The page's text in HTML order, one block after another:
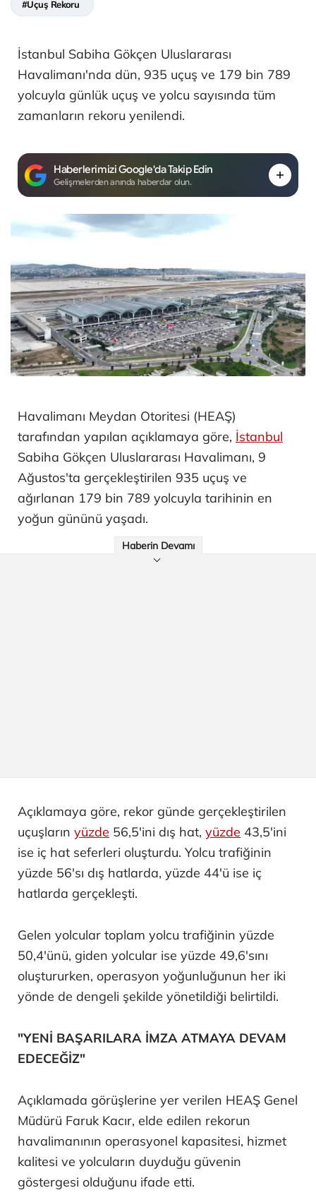
#Uçuş Rekoru
İstanbul Sabiha Gökçen Uluslararası
Havalimanı'nda dün, 935 uçuş ve 179 bin 789
yolcuyla günlük uçuş ve yolcu sayısında tüm
zamanların rekoru yenilendi.
Haberlerimizi Google'da Takip Edin
Gelişmelerden anında haberdar olun.
Havalimanı Meydan Otoritesi (HEAŞ)
tarafından yapılan açıklamaya göre, İstanbul
Sabiha Gökçen Uluslararası Havalimanı, 9
Ağustos'ta gerçekleştirilen 935 uçuş ve
ağırlanan 179 bin 789 yolcuyla tarihinin en
yoğun gününü yaşadı.
Haberin Devamı
Açıklamaya göre, rekor günde gerçekleştirilen
uçuşların yüzde 56,5'ini dış hat, yüzde 43,5'ini
ise iç hat seferleri oluşturdu. Yolcu trafiğinin
yüzde 56'sı dış hatlarda, yüzde 44'ü ise iç
hatlarda gerçekleşti.
Gelen yolcular toplam yolcu trafiğinin yüzde
50,4'ünü, giden yolcular ise yüzde 49,6'sını
oluştururken, operasyon yoğunluğunun her iki
yönde de dengeli şekilde yönetildiği belirtildi.
"YENİ BAŞARILARA İMZA ATMAYA DEVAM
EDECEĞİZ"
Açıklamada görüşlerine yer verilen HEAŞ Genel
Müdürü Faruk Kacır, elde edilen rekorun
havalimanının operasyonel kapasitesi, hizmet
kalitesi ve yolcuların duyduğu güvenin
göstergesi olduğunu ifade etti.